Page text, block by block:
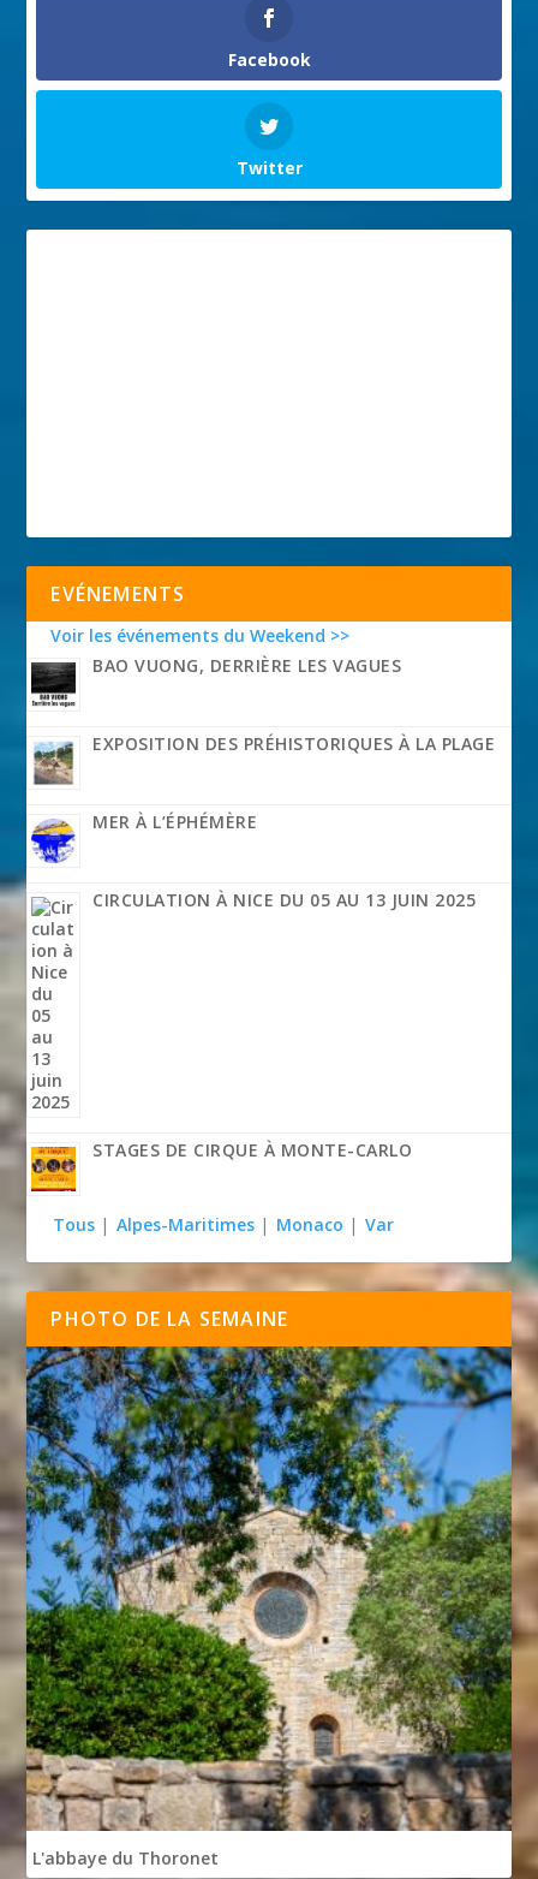
Facebook
Twitter
EVÉNEMENTS
Voir les événements du Weekend >>
BAO VUONG, DERRIÈRE LES VAGUES
EXPOSITION DES PRÉHISTORIQUES À LA PLAGE
MER À L’ÉPHÉMÈRE
CIRCULATION À NICE DU 05 AU 13 JUIN 2025
STAGES DE CIRQUE À MONTE-CARLO
Tous | Alpes-Maritimes | Monaco | Var
PHOTO DE LA SEMAINE
L'abbaye du Thoronet